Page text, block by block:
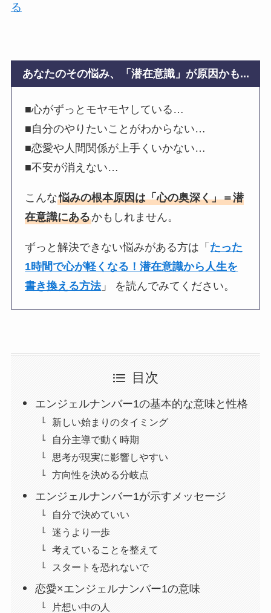
る
あなたのその悩み、「潜在意識」が原因かも...
■心がずっとモヤモヤしている…
■自分のやりたいことがわからない…
■恋愛や人間関係が上手くいかない…
■不安が消えない…
こんな悩みの根本原因は「心の奥深く」＝潜
在意識にあるかもしれません。
ずっと解決できない悩みがある方は「 たった
1時間で心が軽くなる！潜在意識から人生を
書き換える方法」 を読んでみてください。
目次
エンジェルナンバー1の基本的な意味と性格
新しい始まりのタイミング
自分主導で動く時期
思考が現実に影響しやすい
方向性を決める分岐点
エンジェルナンバー1が示すメッセージ
自分で決めていい
迷うより一歩
考えていることを整えて
スタートを恐れないで
恋愛×エンジェルナンバー1の意味
片想い中の人